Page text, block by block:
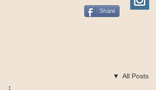
Share
All Posts